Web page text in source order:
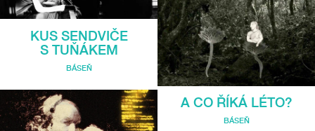
KUS SENDVIČE
S TUŇÁKEM
BÁSEŇ
A CO ŘÍKÁ LÉTO?
BÁSEŇ